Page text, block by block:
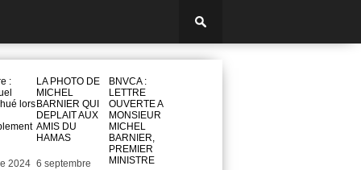
:
lors
2024
LA PHOTO DE
MICHEL
BARNIER QUI
DEPLAIT AUX
AMIS DU
HAMAS
Date
6 septembre
BNVCA :
LETTRE
OUVERTE A
MONSIEUR
MICHEL
BARNIER,
PREMIER
MINISTRE